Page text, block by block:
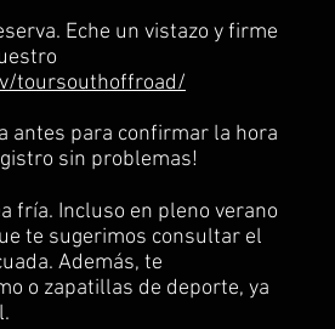
Eche un vistazo y firme
toursouthoffroad/
antes para confirmar la hora
sin problemas!
fría. Incluso en pleno verano
te sugerimos consultar el
Además, te
o zapatillas de deporte, ya